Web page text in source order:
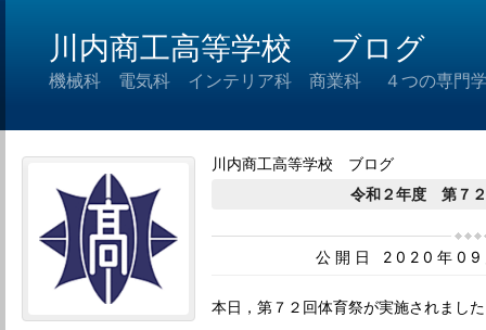
川内商工高等学校 ブログ
機械科 電気科 インテリア科 商業科 ４つの専門学
川内商工高等学校 ブログ
令和２年度 第７
公開日 2020年
本日，第７２回体育祭が実施されまし